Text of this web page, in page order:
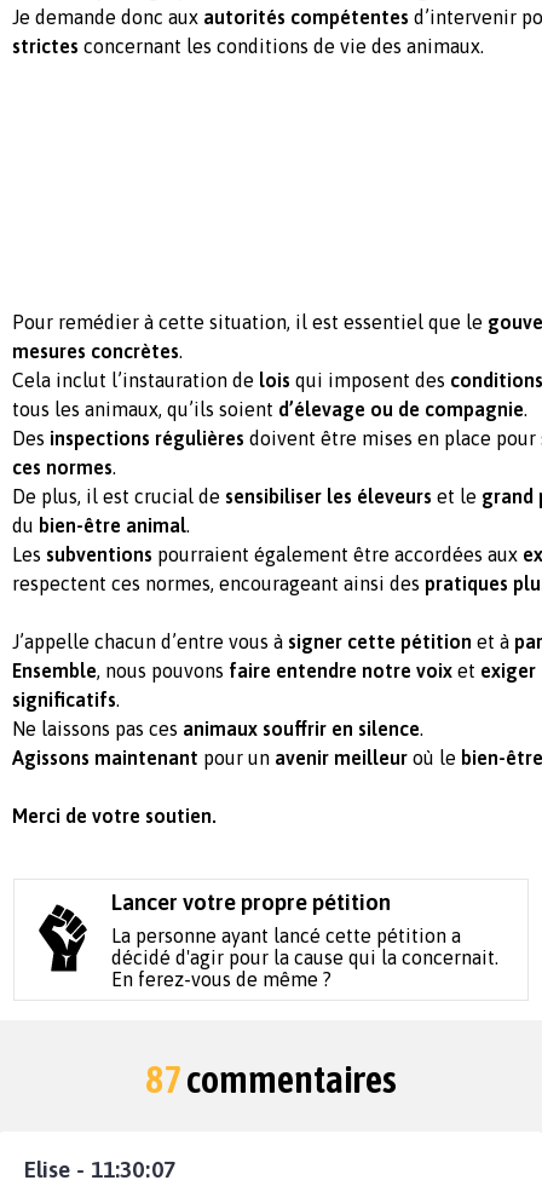
Je demande donc aux autorités compétentes d’intervenir
strictes concernant les conditions de vie des animaux.
Pour remédier à cette situation, il est essentiel que le
mesures concrètes.
Cela inclut l’instauration de lois qui imposent des
tous les animaux, qu’ils soient d’élevage ou de compagnie.
Des inspections régulières doivent être mises en place pour
ces normes.
De plus, il est crucial de sensibiliser les éleveurs et le grand
du bien-être animal.
Les subventions pourraient également être accordées aux
respectent ces normes, encourageant ainsi des pratiques
J’appelle chacun d’entre vous à signer cette pétition et à
Ensemble, nous pouvons faire entendre notre voix et exiger
significatifs.
Ne laissons pas ces animaux souffrir en silence.
Agissons maintenant pour un avenir meilleur où le bien-
Merci de votre soutien.
Lancer votre propre pétition
La personne ayant lancé cette pétition a
décidé d'agir pour la cause qui la concernait.
En ferez-vous de même ?
87commentaires
Elise - 11:30:07